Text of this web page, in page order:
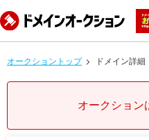
オークショントップ ドメイン詳細
オークション